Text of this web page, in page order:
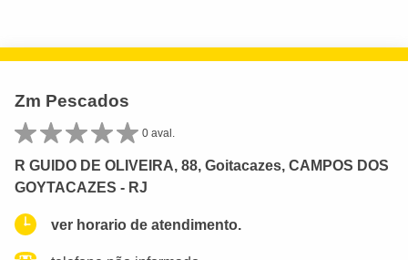
Zm Pescados
0 aval.
R GUIDO DE OLIVEIRA, 88, Goitacazes, CAMPOS DOS
GOYTACAZES - RJ
ver horario de atendimento.